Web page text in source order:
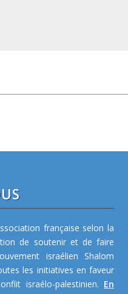
française selon la
de soutenir et de faire
israélien Shalom
les initiatives en faveur
israélo-palestinien. En